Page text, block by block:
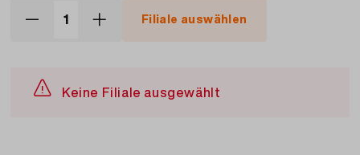
Filiale auswählen
Keine Filiale ausgewählt